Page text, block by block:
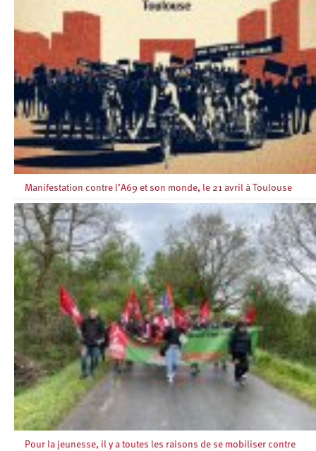
Manifestation contre l’A69 et son monde, le 21 avril à Toulouse
Pour la jeunesse, il y a toutes les raisons de se mobiliser contre